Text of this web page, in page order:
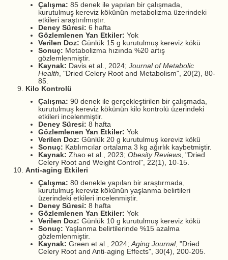
Çalışma: 85 denek ile yapılan bir çalışmada,
kurutulmuş kereviz kökünün metabolizma üzerindeki
etkileri araştırılmıştır.
Deney Süresi: 6 hafta
Gözlemlenen Yan Etkiler: Yok
Verilen Doz: Günlük 15 g kurutulmuş kereviz kökü
Sonuç: Metabolizma hızında %20 artış
gözlemlenmiştir.
Kaynak: Davis et al., 2024; Journal of Metabolic
Health, "Dried Celery Root and Metabolism", 20(2), 80-
85.
Kilo Kontrolü
Çalışma: 90 denek ile gerçekleştirilen bir çalışmada,
kurutulmuş kereviz kökünün kilo kontrolü üzerindeki
etkileri incelenmiştir.
Deney Süresi: 8 hafta
Gözlemlenen Yan Etkiler: Yok
Verilen Doz: Günlük 20 g kurutulmuş kereviz kökü
Sonuç: Katılımcılar ortalama 3 kg ağırlık kaybetmiştir.
Kaynak: Zhao et al., 2023; Obesity Reviews, "Dried
Celery Root and Weight Control", 22(1), 10-15.
Anti-aging Etkileri
Çalışma: 80 denekle yapılan bir araştırmada,
kurutulmuş kereviz kökünün yaşlanma belirtileri
üzerindeki etkileri incelenmiştir.
Deney Süresi: 8 hafta
Gözlemlenen Yan Etkiler: Yok
Verilen Doz: Günlük 10 g kurutulmuş kereviz kökü
Sonuç: Yaşlanma belirtilerinde %15 azalma
gözlemlenmiştir.
Kaynak: Green et al., 2024;Aging Journal, "Dried
Celery Root and Anti-aging Effects", 30(4), 200-205.